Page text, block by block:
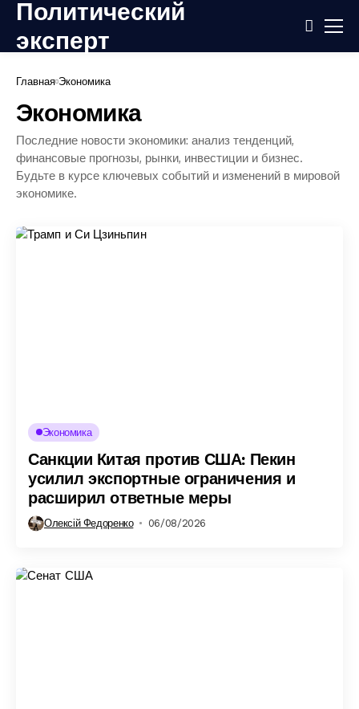
Политический
эксперт
Главная Экономика
Экономика
Последние новости экономики: анализ тенденций,
финансовые прогнозы, рынки, инвестиции и бизнес.
Будьте в курсе ключевых событий и изменений в мировой
экономике.
Экономика
Санкции Китая против США: Пекин
усилил экспортные ограничения и
расширил ответные меры
Олексій Федоренко 06/08/2026